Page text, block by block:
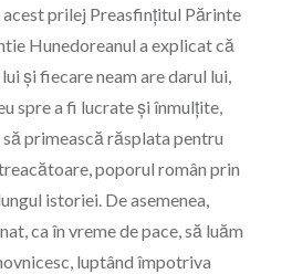
acest prilej Preasfințitul Părinte
Hunedoreanul a explicat că
și fiecare neam are darul lui,
spre a fi lucrate și înmulțite,
primească răsplata pentru
poporul român prin
istoriei. De asemenea,
ca în vreme de pace, să luăm
luptând împotriva